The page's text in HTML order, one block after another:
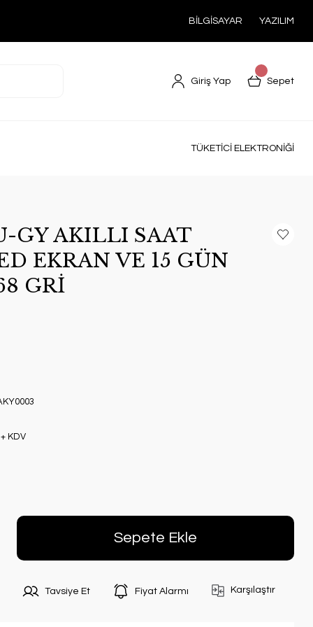
BİLGİSAYAR YAZILIM
Giriş Yap Sepet
TÜKETİCİ ELEKTRONİĞİ
GY AKILLI SAAT
EKRAN VE 15 GÜN
GRİ
KDV
Sepete Ekle
Tavsiye Et Fiyat Alarmı Karşılaştır